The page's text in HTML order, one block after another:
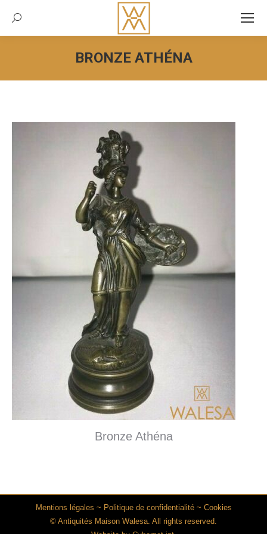
Recherche:
BRONZE ATHÉNA
Vous êtes ici :
Bronze Athéna
Mentions légales ~ Politique de confidentialité~ Cookies
© Antiquités Maison Walesa. All rights reserved.